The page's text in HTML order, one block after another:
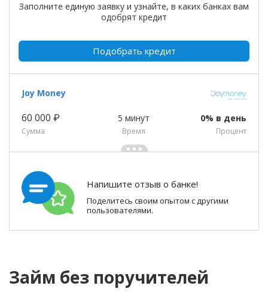
Заполните единую заявку и узнайте, в каких банках вам
одобрят кредит
Подобрать кредит
Joy Money
60 000 ₽
Сумма
5 минут
Время
0% в день
Процент
Напишите отзыв о банке!
Поделитесь своим опытом с другими
пользователями.
Займ без поручителей